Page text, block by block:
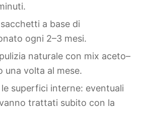
a base di
ogni 2–3 mesi.
naturale con mix aceto–
una volta al mese.
superfici interne: eventuali
trattati subito con la